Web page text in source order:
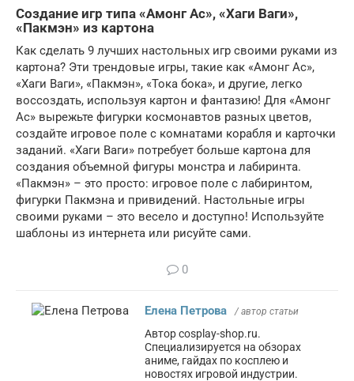
Создание игр типа «Амонг Ас», «Хаги Ваги»,
«Пакмэн» из картона
Как сделать 9 лучших настольных игр своими руками из
картона? Эти трендовые игры, такие как «Амонг Ас»,
«Хаги Ваги», «Пакмэн», «Тока бока», и другие, легко
воссоздать, используя картон и фантазию! Для «Амонг
Ас» вырежьте фигурки космонавтов разных цветов,
создайте игровое поле с комнатами корабля и карточки
заданий. «Хаги Ваги» потребует больше картона для
создания объемной фигуры монстра и лабиринта.
«Пакмэн» – это просто: игровое поле с лабиринтом,
фигурки Пакмэна и привидений. Настольные игры
своими руками – это весело и доступно! Используйте
шаблоны из интернета или рисуйте сами.
0
Елена Петрова / автор статьи
Автор cosplay-shop.ru.
Специализируется на обзорах
аниме, гайдах по косплею и
новостях игровой индустрии.